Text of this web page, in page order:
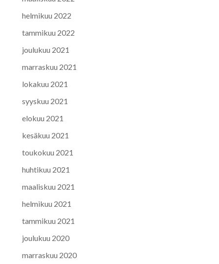
helmikuu 2022
tammikuu 2022
joulukuu 2021
marraskuu 2021
lokakuu 2021
syyskuu 2021
elokuu 2021
kesäkuu 2021
toukokuu 2021
huhtikuu 2021
maaliskuu 2021
helmikuu 2021
tammikuu 2021
joulukuu 2020
marraskuu 2020